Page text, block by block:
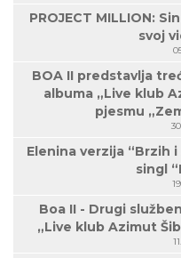
PROJECT MILLION:
svoj
BOA II predstavlja
albuma „Live klub
pjesmu
Elenina verzija “Brzih
singl
Boa II - Drugi
„Live klub Azimut